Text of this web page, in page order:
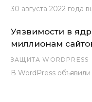
Уязвимости в
миллионам
ЗАЩИТА WORDPRESS